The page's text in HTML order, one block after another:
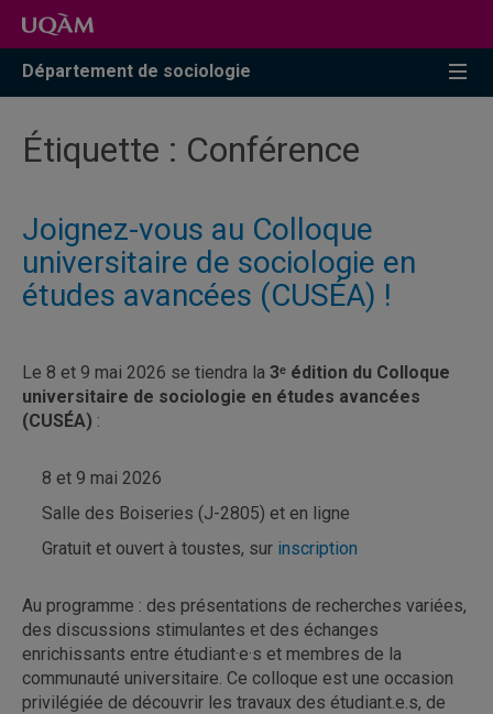
Accéder
recherche
Accéder
menu
pricipal
Accéder
zone
Département de sociologie
Étiquette : Conférence
Joignez-vous au Colloque
universitaire de sociologie en
études avancées (CUSÉA) !
Le 8 et 9 mai 2026 se tiendra la 3ᵉ édition du Colloque
universitaire de sociologie en études avancées
(CUSÉA) :
8 et 9 mai 2026
Salle des Boiseries (J-2805) et en ligne
Gratuit et ouvert à toustes, sur inscription
Au programme : des présentations de recherches variées,
des discussions stimulantes et des échanges
enrichissants entre étudiant·e·s et membres de la
communauté universitaire. Ce colloque est une occasion
privilégiée de découvrir les travaux des étudiant.e.s, de